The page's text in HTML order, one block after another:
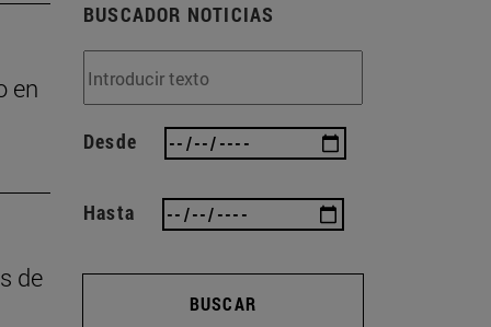
en
de
BUSCADOR NOTICIAS
Desde
Hasta
BUSCAR